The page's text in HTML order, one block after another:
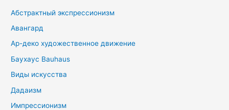
Абстрактный экспрессионизм
Авангард
Ар-деко художественное движение
Баухаус Bauhaus
Виды искусства
Дадаизм
Импрессионизм